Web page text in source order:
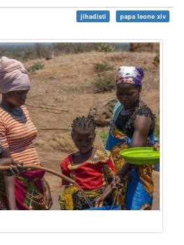
jihadisti papa leone xiv